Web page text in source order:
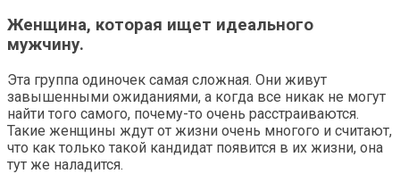
Женщина, которая ищет идеального
мужчину.
Эта группа одиночек самая сложная. Они живут
завышенными ожиданиями, а когда все никак не могут
найти того самого, почему-то очень расстраиваются.
Такие женщины ждут от жизни очень многого и считают,
что как только такой кандидат появится в их жизни, она
тут же наладится.